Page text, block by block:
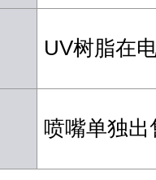
UV树脂在
喷嘴单独出